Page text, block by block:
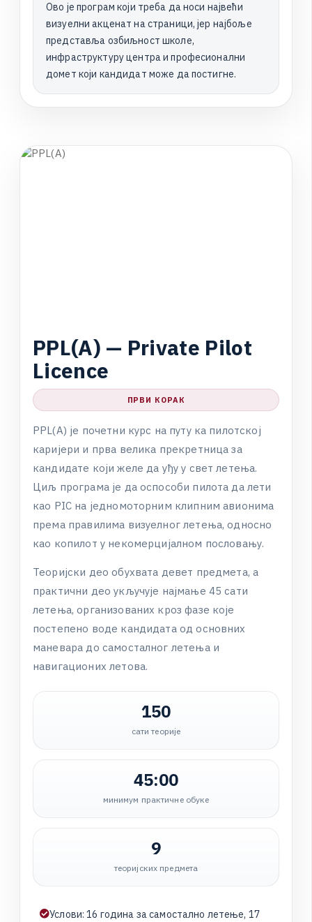
Ово је програм који треба да носи највећи
визуелни акценат на страници, јер најбоље
представља озбиљност школе,
инфраструктуру центра и професионални
домет који кандидат може да постигне.
PPL(A) — Private Pilot
Licence
ПРВИ КОРАК
PPL(A) је почетни курс на путу ка пилотској
каријери и прва велика прекретница за
кандидате који желе да уђу у свет летења.
Циљ програма је да оспособи пилота да лети
као PIC на једномоторним клипним авионима
према правилима визуелног летења, односно
као копилот у некомерцијалном пословању.
Теоријски део обухвата девет предмета, а
практични део укључује најмање 45 сати
летења, организованих кроз фазе које
постепено воде кандидата од основних
маневара до самосталног летења и
навигационих летова.
150
сати теорије
45:00
минимум практичне обуке
9
теоријских предмета
Услови: 16 година засамостално летење, 17